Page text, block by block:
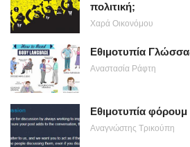
πολιτική;
Χαρά Οικονόμου
Εθιμοτυπία
Αναστασία Ράφτη
Εθιμοτυπία φόρουμ
Αναγνώστης Τρικούπη